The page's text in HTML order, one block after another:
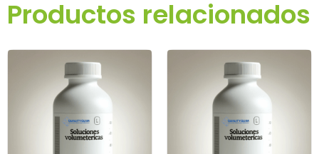
Productos relacionados